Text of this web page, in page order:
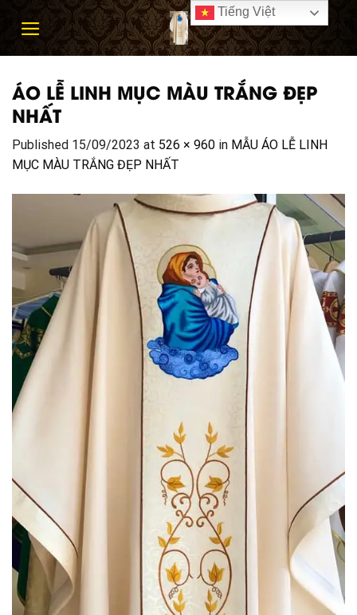
ÁO LỄ LINH MỤC MÀU TRẮNG ĐẸP
NHẤT
Published 15/09/2023 at 526 × 960 in MẪU ÁO LỄ LINH
MỤC MÀU TRẮNG ĐẸP NHẤT
Tiếng Việt